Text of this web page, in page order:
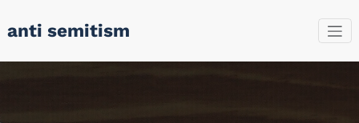
anti semitism